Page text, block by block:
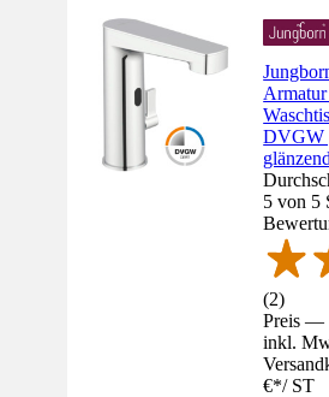
DVGW
5 von 5
(2)
Preis —
inkl.
€*/ ST